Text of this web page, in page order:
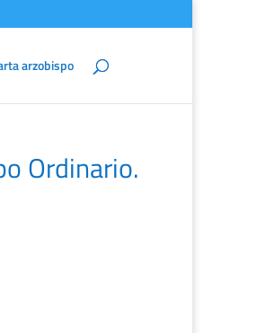
arzobispo
Ordinario.